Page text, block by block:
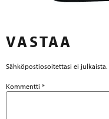
VASTAA
Sähköpostiosoitettasi ei julkaista.
Kommentti *